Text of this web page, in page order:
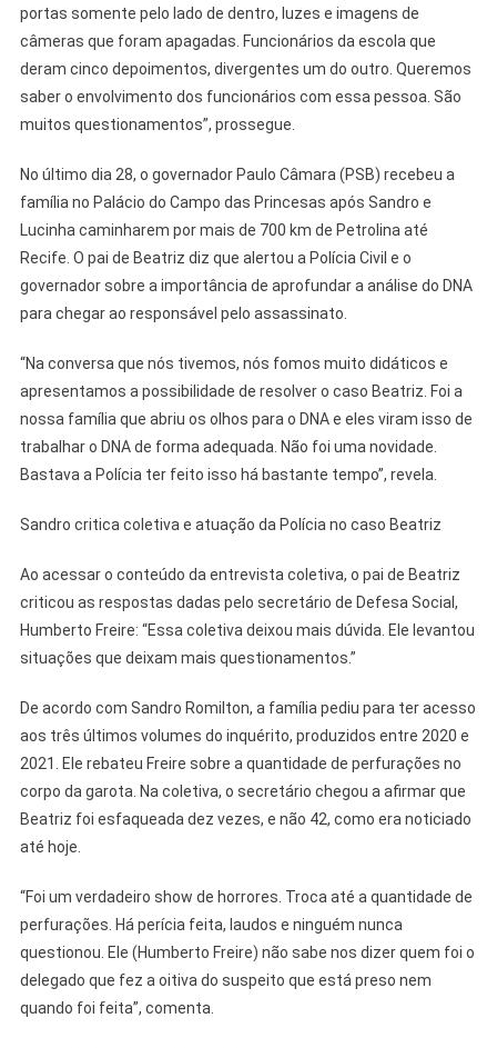
portas somente pelo lado de dentro, luzes e imagens de
câmeras que foram apagadas. Funcionários da escola que
deram cinco depoimentos, divergentes um do outro. Queremos
saber o envolvimento dos funcionários com essa pessoa. São
muitos questionamentos”, prossegue.
No último dia 28, o governador Paulo Câmara (PSB) recebeu a
família no Palácio do Campo das Princesas após Sandro e
Lucinha caminharem por mais de 700 km de Petrolina até
Recife. O pai de Beatriz diz que alertou a Polícia Civil e o
governador sobre a importância de aprofundar a análise do DNA
para chegar ao responsável pelo assassinato.
“Na conversa que nós tivemos, nós fomos muito didáticos e
apresentamos a possibilidade de resolver o caso Beatriz. Foi a
nossa família que abriu os olhos para o DNA e eles viram isso de
trabalhar o DNA de forma adequada. Não foi uma novidade.
Bastava a Polícia ter feito isso há bastante tempo”, revela.
Sandro critica coletiva e atuação da Polícia no caso Beatriz
Ao acessar o conteúdo da entrevista coletiva, o pai de Beatriz
criticou as respostas dadas pelo secretário de Defesa Social,
Humberto Freire: “Essa coletiva deixou mais dúvida. Ele levantou
situações que deixam mais questionamentos.”
De acordo com Sandro Romilton, a família pediu para ter acesso
aos três últimos volumes do inquérito, produzidos entre 2020 e
2021. Ele rebateu Freire sobre a quantidade de perfurações no
corpo da garota. Na coletiva, o secretário chegou a afirmar que
Beatriz foi esfaqueada dez vezes, e não 42, como era noticiado
até hoje.
“Foi um verdadeiro show de horrores. Troca até a quantidade de
perfurações. Há perícia feita, laudos e ninguém nunca
questionou. Ele (Humberto Freire) não sabe nos dizer quem foi o
delegado que fez a oitiva do suspeito que está preso nem
quando foi feita”, comenta.